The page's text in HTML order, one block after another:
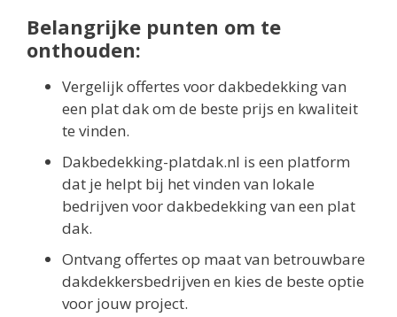
Belangrijke punten om te
onthouden:
Vergelijk offertes voor dakbedekking van
een plat dak om de beste prijs en kwaliteit
te vinden.
Dakbedekking-platdak.nl is een platform
dat je helpt bij het vinden van lokale
bedrijven voor dakbedekking van een plat
dak.
Ontvang offertes op maat van betrouwbare
dakdekkersbedrijven en kies de beste optie
voor jouw project.